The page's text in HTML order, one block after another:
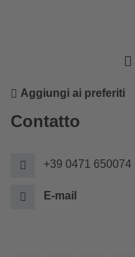
Aggiungi ai preferiti
Contatto
+39 0471 650074
E-mail